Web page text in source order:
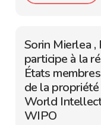
Sorin Mierlea ,
participe à la
États
de la
World
WIPO